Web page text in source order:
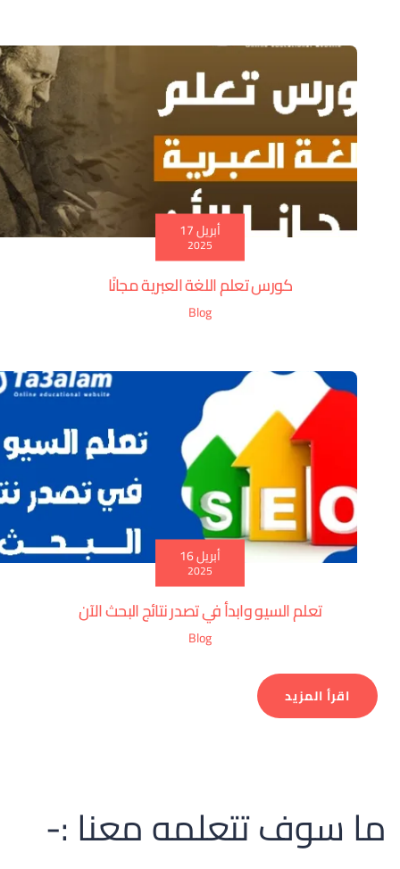
أبريل 17
2025
كورس تعلم اللغة العبرية مجانًا
Blog
أبريل 16
2025
تعلم السيو وابدأ في تصدر نتائج البحث الآن
Blog
اقرأ المزيد
ما سوف تتعلمه معنا :-